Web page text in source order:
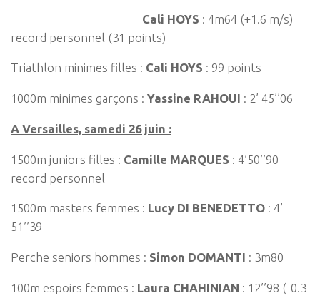
Cali HOYS : 4m64 (+1.6 m/s)
record personnel (31 points)
Triathlon minimes filles : Cali HOYS : 99 points
1000m minimes garçons : Yassine RAHOUI : 2’ 45’’06
A Versailles, samedi 26 juin :
1500m juniors filles : Camille MARQUES : 4’50’’90
record personnel
1500m masters femmes : Lucy DI BENEDETTO : 4’
51’’39
Perche seniors hommes : Simon DOMANTI : 3m80
100m espoirs femmes : Laura CHAHINIAN : 12’’98 (-0.3